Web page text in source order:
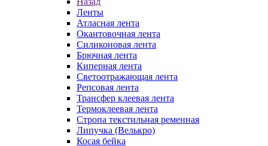
Ленты
Атласная лента
Окантовочная лента
Силиконовая лента
Брючная лента
Киперная лента
Светоотражающая лента
Репсовая лента
Трансфер клеевая лента
Термоклеевая лента
Стропа текстильная ременная
Липучка (Велькро)
Косая бейка